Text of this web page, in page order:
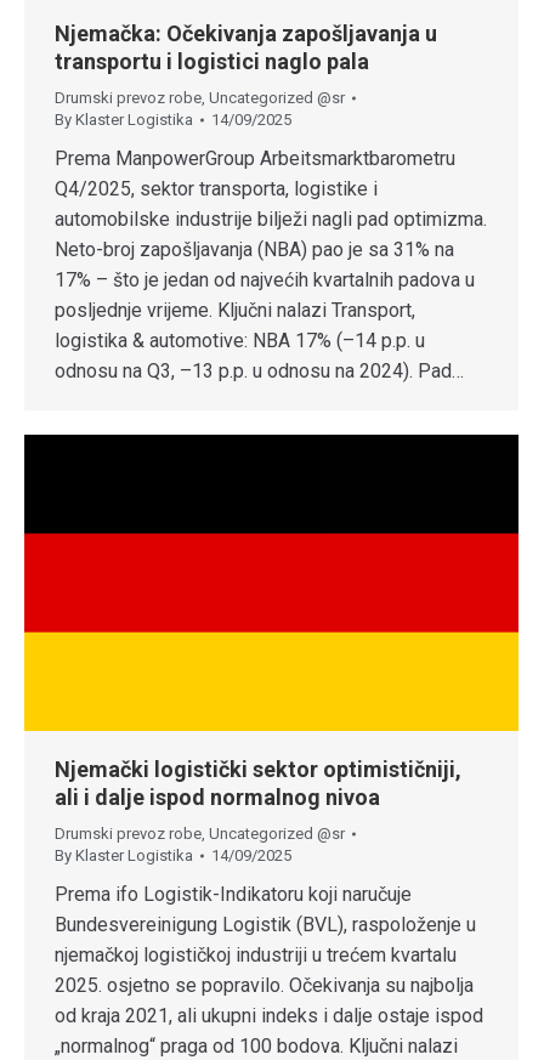
Njemačka: Očekivanja zapošljavanja u
transportu i logistici naglo pala
Drumski prevoz robe, Uncategorized @sr
By Klaster Logistika 14/09/2025
Prema ManpowerGroup Arbeitsmarktbarometru
Q4/2025, sektor transporta, logistike i
automobilske industrije bilježi nagli pad optimizma.
Neto-broj zapošljavanja (NBA) pao je sa 31% na
17% – što je jedan od najvećih kvartalnih padova u
posljednje vrijeme. Ključni nalazi Transport,
logistika & automotive: NBA 17% (–14 p.p. u
odnosu na Q3, –13 p.p. u odnosu na 2024). Pad…
Njemački logistički sektor optimističniji,
ali i dalje ispod normalnog nivoa
Drumski prevoz robe, Uncategorized @sr
By Klaster Logistika 14/09/2025
Prema ifo Logistik-Indikatoru koji naručuje
Bundesvereinigung Logistik (BVL), raspoloženje u
njemačkoj logističkoj industriji u trećem kvartalu
2025. osjetno se popravilo. Očekivanja su najbolja
od kraja 2021, ali ukupni indeks i dalje ostaje ispod
„normalnog“ praga od 100 bodova. Ključni nalazi